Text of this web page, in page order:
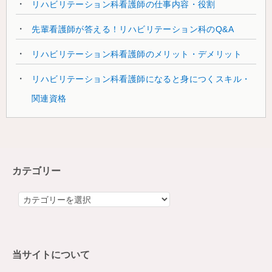
リハビリテーション科看護師の仕事内容・役割
先輩看護師が答える！リハビリテーション科のQ&A
リハビリテーション科看護師のメリット・デメリット
リハビリテーション科看護師になると身につくスキル・
関連資格
カテゴリー
カ
ー
当サイトについて